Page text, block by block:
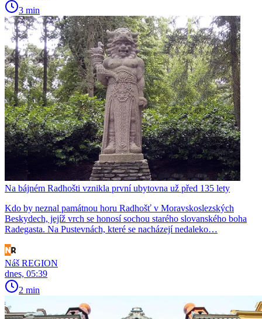
3 min
Na bájném Radhošti vznikla první ubytovna už před 135 lety
Kdo by neznal památnou horu Radhošť v Moravskoslezských
Beskydech, jejíž vrch se honosí sochou starého slovanského boha
Radegasta. Na Pustevnách, které se nacházejí nedaleko…
Náš REGION
dnes, 05:39
2 min